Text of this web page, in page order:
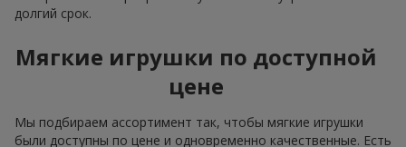
долгий срок.
Мягкие игрушки по доступной
цене
Мы подбираем ассортимент так, чтобы мягкие игрушки
были доступны по цене и одновременно качественные. Есть